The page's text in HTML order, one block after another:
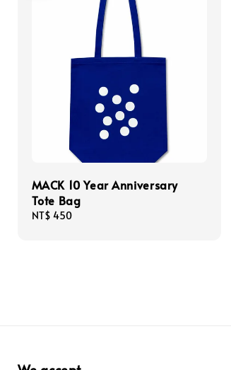
MACK 10 Year Anniversary
Tote Bag
Regular
NT$ 450